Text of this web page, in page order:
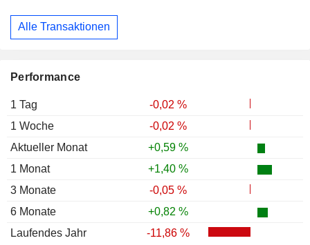
Performance
1 Tag
-0,02 %
1 Woche
-0,02 %
Aktueller Monat
+0,59 %
1 Monat
+1,40 %
3 Monate
-0,05 %
6 Monate
+0,82 %
Laufendes Jahr
-11,86 %
Alle Transaktionen